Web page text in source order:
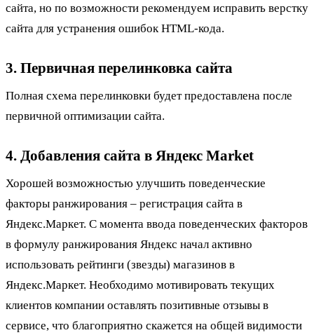
сайта, но по возможности рекомендуем исправить верстку
сайта для устранения ошибок HTML-кода.
3. Первичная перелинковка сайта
Полная схема перелинковки будет предоставлена после
первичной оптимизации сайта.
4. Добавления сайта в Яндекс Market
Хорошей возможностью улучшить поведенческие
факторы ранжирования – регистрация сайта в
Яндекс.Маркет. С момента ввода поведенческих факторов
в формулу ранжирования Яндекс начал активно
использовать рейтинги (звезды) магазинов в
Яндекс.Маркет. Необходимо мотивировать текущих
клиентов компании оставлять позитивные отзывы в
сервисе, что благоприятно скажется на общей видимости